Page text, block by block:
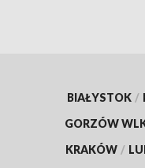
BIAŁYSTOK /
GORZÓW
KRAKÓW /